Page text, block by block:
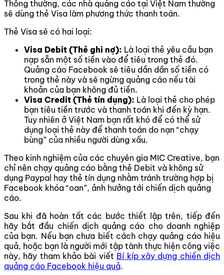
Thông thường, các nhà quảng cáo tại Việt Nam thường
sẽ dùng thẻ Visa làm phương thức thanh toán.
Thẻ Visa sẽ có hai loại:
Visa Debit (Thẻ ghi nợ): Là loại thẻ yêu cầu bạn
nạp sẵn một số tiền vào để tiêu trong thẻ đó.
Quảng cáo Facebook sẽ tiêu dần dần số tiền có
trong thẻ này và sẽ ngừng quảng cáo nếu tài
khoản của bạn không đủ tiền.
Visa Credit (Thẻ tín dụng): Là loại thẻ cho phép
bạn tiêu tiền trước và thanh toán khi đến kỳ hạn.
Tuy nhiên ở Việt Nam bạn rất khó để có thể sử
dụng loại thẻ này để thanh toán do nạn “chạy
bùng” của nhiều người dùng xấu.
Theo kinh nghiệm của các chuyên gia MIC Creative, bạn
chỉ nên chạy quảng cáo bằng thẻ Debit và không sử
dụng Paypal hay thẻ tín dụng nhằm tránh trường hợp bị
Facebook khóa “oan”, ảnh hưởng tới chiến dịch quảng
cáo.
Sau khi đã hoàn tất các bước thiết lập trên, tiếp đến
hãy bắt đầu chiến dịch quảng cáo cho doanh nghiệp
của bạn. Nếu bạn chưa biết cách chạy quảng cáo hiệu
quả, hoặc bạn là người mới tập tành thực hiện công việc
này, hãy tham khảo bài viết Bí kíp xây dựng chiến dịch
quảng cáo Facebook hiệu quả.